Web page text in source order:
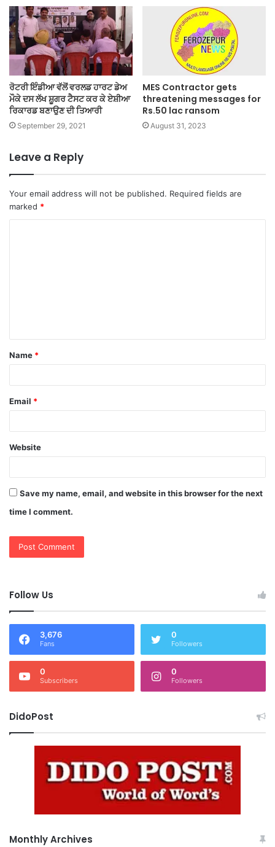
ਰੋਟਰੀ ਇੰਡੀਆ ਵੱਲੋਂ ਵਰਲਡ ਹਾਰਟ ਡੇਅ
ਮੌਕੇ ਦਸ ਲੱਖ ਸ਼ੂਗਰ ਟੈਸਟ ਕਰ ਕੇ ਏਸ਼ੀਆ
ਰਿਕਾਰਡ ਬਣਾਉਣ ਦੀ ਤਿਆਰੀ
September 29, 2021
MES Contractor gets
threatening messages for
Rs.50 lac ransom
August 31, 2023
Leave a Reply
Your email address will not be published. Required fields are
marked *
t
*
Name *
Email *
Website
Save my name, email, and website in this browser for the next
time I comment.
Follow Us
3,676
Fans
0
Followers
0
Subscribers
0
Followers
DidoPost
Monthly Archives